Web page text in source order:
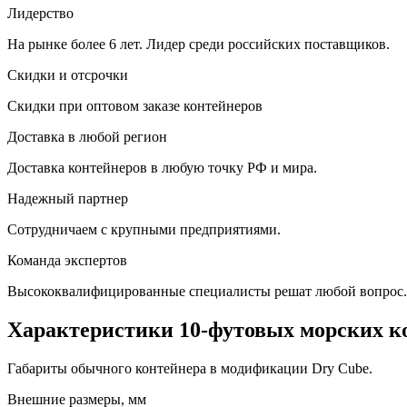
Лидерство
На рынке более 6 лет. Лидер среди российских поставщиков.
Скидки и отсрочки
Скидки при оптовом заказе контейнеров
Доставка в любой регион
Доставка контейнеров в любую точку РФ и мира.
Надежный партнер
Сотрудничаем с крупными предприятиями.
Команда экспертов
Высококвалифицированные специалисты решат любой вопрос.
Характеристики 10-футовых морских
Габариты обычного контейнера в модификации Dry Cube.
Внешние размеры, мм